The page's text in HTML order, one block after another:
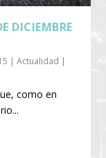
DICIEMBRE
|Actualidad |
como en